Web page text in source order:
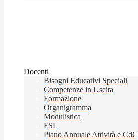
Docenti
Bisogni Educativi Speciali
Competenze in Uscita
Formazione
Organigramma
Modulistica
FSL
Piano Annuale Attività e CdC